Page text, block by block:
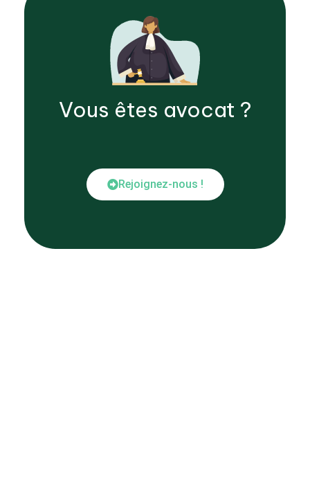
Vous êtes avocat ?
Rejoignez-nous !